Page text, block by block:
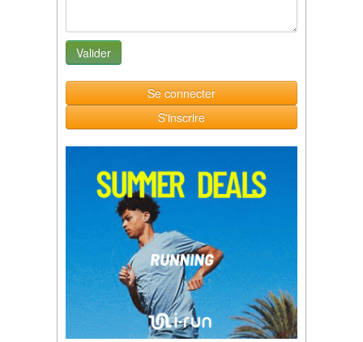
Se connecter
S'inscrire